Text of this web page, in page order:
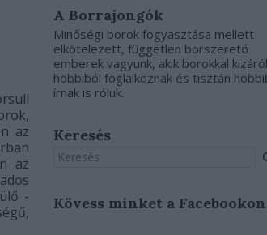
az
az
-
A Borrajongók
Minőségi borok fogyasztása mellett
elkötelezett, független borszerető
emberek vagyunk, akik borokkal
hobbiból foglalkoznak és tisztán
írnak is róluk.
Keresés
Kövess minket a